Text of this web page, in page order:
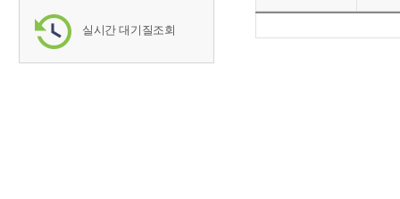
실시간 대기질조회